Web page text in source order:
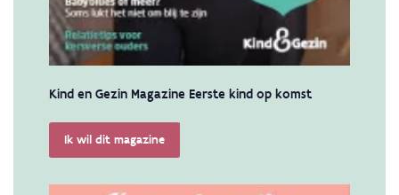
Kind en Gezin Magazine Eerste kind op komst
Ik wil dit magazine